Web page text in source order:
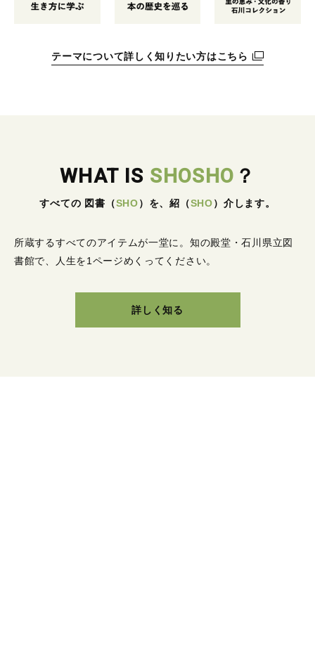
テーマについて詳しく知りたい方はこちら
WHAT IS SHOSHO ？
すべての 図書 （SHO） を、紹 （SHO） 介します。
所蔵するすべてのアイテムが一堂に。 知の殿堂・石川県立図
書館で、人生を1ページめくってください。
詳しく知る